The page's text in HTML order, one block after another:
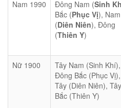
Nam 1990 Đông Nam (Sinh
Bắc (Phục Vị), Nam
(Diên Niên), Đông
(Thiên Y)
Nữ 1900
Tây Nam (Sinh Khí),
Đông Bắc (Phục Vị),
Tây (Diên Niên), Tây
Bắc (Thiên Y)